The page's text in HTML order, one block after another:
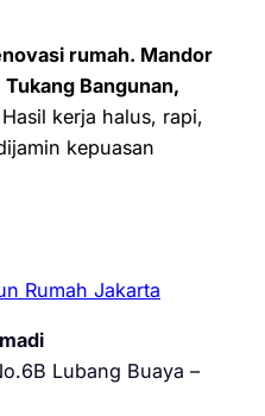
rumah. Mandor
Bangunan,
Hasil kerja halus, rapi,
kepuasan
Rumah Jakarta
Lubang Buaya –